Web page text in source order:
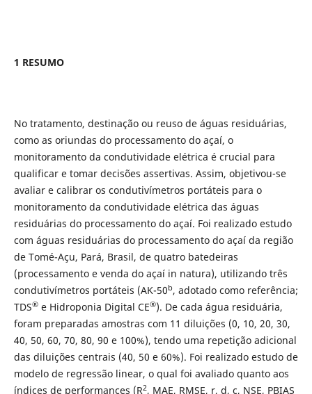
1 RESUMO
No tratamento, destinação ou reuso de águas residuárias,
como as oriundas do processamento do açaí, o
monitoramento da condutividade elétrica é crucial para
qualificar e tomar decisões assertivas. Assim, objetivou-se
avaliar e calibrar os condutivímetros portáteis para o
monitoramento da condutividade elétrica das águas
residuárias do processamento do açaí. Foi realizado estudo
com águas residuárias do processamento do açaí da região
de Tomé-Açu, Pará, Brasil, de quatro batedeiras
(processamento e venda do açaí in natura), utilizando três
condutivímetros portáteis (AK-50b, adotado como referência;
TDS®e Hidroponia Digital CE®). De cada água residuária,
foram preparadas amostras com 11 diluições (0, 10, 20, 30,
40, 50, 60, 70, 80, 90 e 100%), tendo uma repetição adicional
das diluições centrais (40, 50 e 60%). Foi realizado estudo de
modelo de regressão linear, o qual foi avaliado quanto aos
índices de performances (R2, MAE, RMSE, r, d, c, NSE, PBIAS